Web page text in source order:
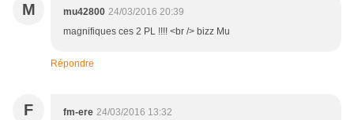
M mu42800 24/03/2016 20:39
magnifiques ces 2 PL !!!! <br /> bizz Mu
Répondre
F fm-ere 24/03/2016 13:32